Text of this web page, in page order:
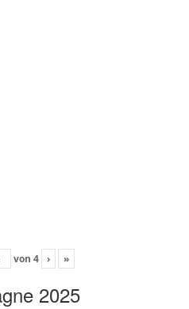
von 4 › »
2025